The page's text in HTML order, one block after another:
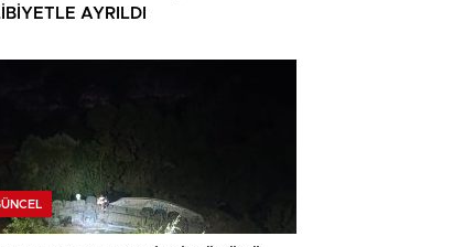
AYRILDI